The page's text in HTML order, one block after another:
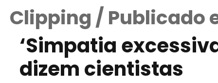
Clipping / Publicado
‘Simpatia
dizem cientistas